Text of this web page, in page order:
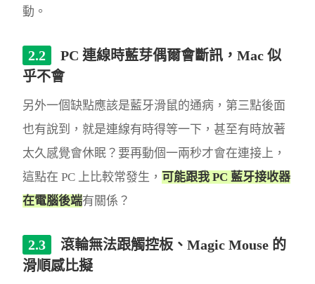
動。
PC 連線時藍芽偶爾會斷訊，Mac 似
乎不會
另外一個缺點應該是藍牙滑鼠的通病，第三點後面
也有說到，就是連線有時得等一下，甚至有時放著
太久感覺會休眠？要再動個一兩秒才會在連接上，
這點在 PC 上比較常發生， 可能跟我 PC 藍牙接收器
在電腦後端有關係？
滾輪無法跟觸控板、Magic Mouse 的
滑順感比擬